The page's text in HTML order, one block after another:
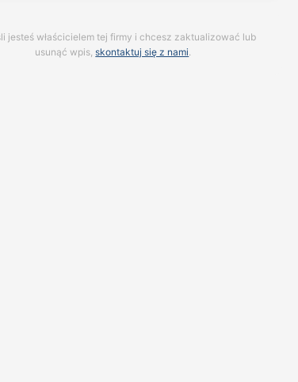
jesteś właścicielem tej firmy i chcesz zaktualizować lub
usunąć wpis,skontaktuj się z nami.